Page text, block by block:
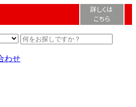
詳しくは
こちら